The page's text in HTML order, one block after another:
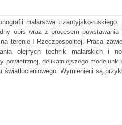
malarstwa bizantyjsko-ruskiego.
opis wraz z procesem powstawania
terenie I Rzeczpospolitej. Praca
olejnych technik malarskich i
powietrznej, delikatniejszego
Wymienieni są